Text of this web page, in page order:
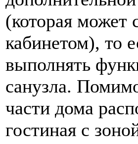
(которая может
кабинетом), то
выполнять
санузла.
части дома
гостиная с